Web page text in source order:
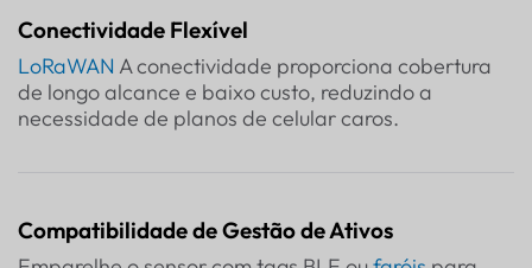
Conectividade Flexível
LoRaWAN A conectividade proporciona cobertura
de longo alcance e baixo custo, reduzindo a
necessidade de planos de celular caros.
Compatibilidade de Gestão de Ativos